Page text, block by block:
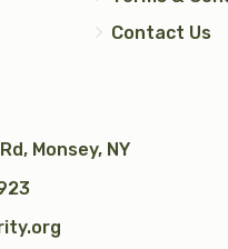
Contact Us
Monsey, NY